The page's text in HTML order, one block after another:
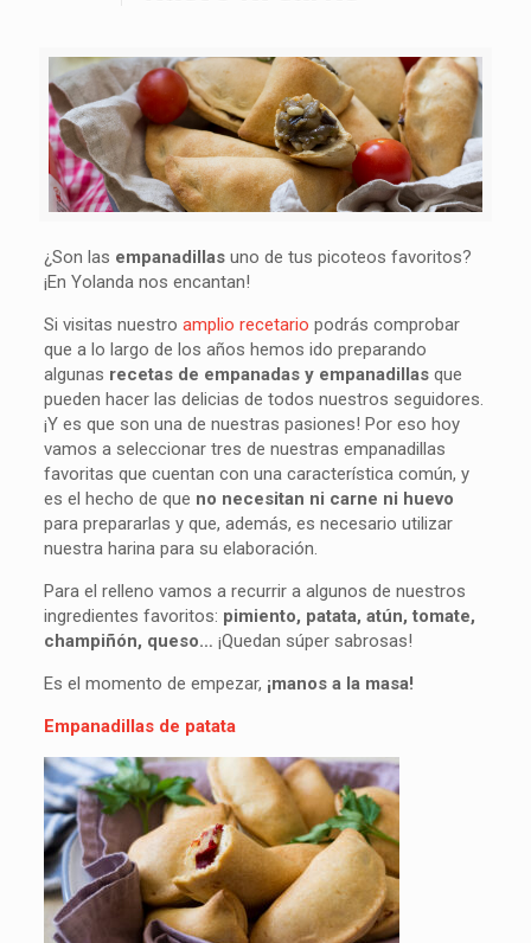
¿Son las empanadillasuno de tus picoteos favoritos?
¡En Yolanda nos encantan!
Si visitas nuestro amplio recetario podrás comprobar
que a lo largo de los años hemos ido preparando
algunas recetas de empanadas y empanadillasque
pueden hacer las delicias de todos nuestros seguidores.
¡Y es que son una de nuestras pasiones! Por eso hoy
vamos a seleccionar tres de nuestras empanadillas
favoritas que cuentan con una característica común, y
es el hecho de que no necesitan ni carne ni huevo
para prepararlas y que, además, es necesario utilizar
nuestra harina para su elaboración.
Para el relleno vamos a recurrir a algunos de nuestros
ingredientes favoritos: pimiento, patata, atún, tomate,
champiñón, queso… ¡Quedan súper sabrosas!
Es el momento de empezar, ¡manos a la masa!
Empanadillas de patata